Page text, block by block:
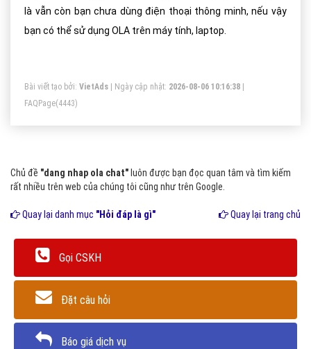
là vẫn còn bạn chưa dùng điện thoại thông minh, nếu vậy
bạn có thể sử dụng OLA trên máy tính, laptop.
Bài viết tạo bởi: VietAds | Ngày cập nhật: 2026-08-06 10:16:38
FAQPage(4443)
Chủ đề "dang nhap ola chat" luôn được bạn đọc quan tâm và tìm kiếm
rất nhiều trên web của chúng tôi cũng như trên Google.
Quay lại danh mục "Hỏi đáp là gì" Quay lại trang chủ
Gọi CSKH
Đặt câu hỏi
Báo giá dịch vụ